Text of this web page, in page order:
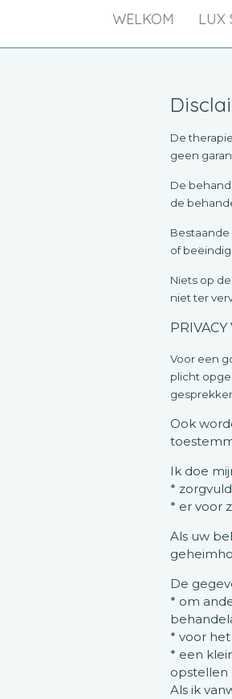
WELKOM LUX
De
geen
De
de
of
Niets op
niet ter
PRIVACY
Voor een
plicht
Ook
Ik doe
*
* er voor
Als uw
De
* om
* voor
* een
opstellen
Als ik